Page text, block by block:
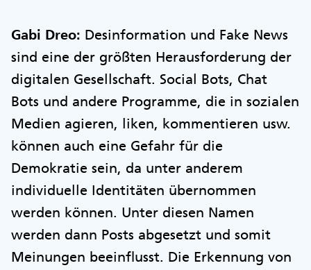
Gabi Dreo: Desinformation und Fake News
sind eine der größten Herausforderung der
digitalen Gesellschaft. Social Bots, Chat
Bots und andere Programme, die in sozialen
Medien agieren, liken, kommentieren usw.
können auch eine Gefahr für die
Demokratie sein, da unter anderem
individuelle Identitäten übernommen
werden können. Unter diesen Namen
werden dann Posts abgesetzt und somit
Meinungen beeinflusst. Die Erkennung von